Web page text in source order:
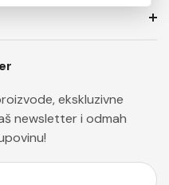
ekskluzivne
newsletter i odmah